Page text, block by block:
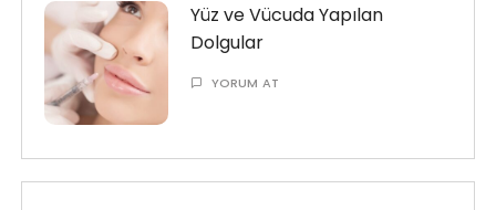
Yüz ve Vücuda Yapılan
Dolgular
YORUM AT